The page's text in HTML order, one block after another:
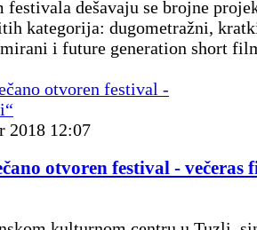
festivala dešavaju se brojne
kategorija: dugometražni,
i future generation short
2018 12:07
otvoren festival - večeras